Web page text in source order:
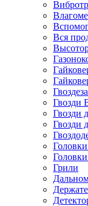
Вся
Гвозди
Гвозди
Гвозди
Грили